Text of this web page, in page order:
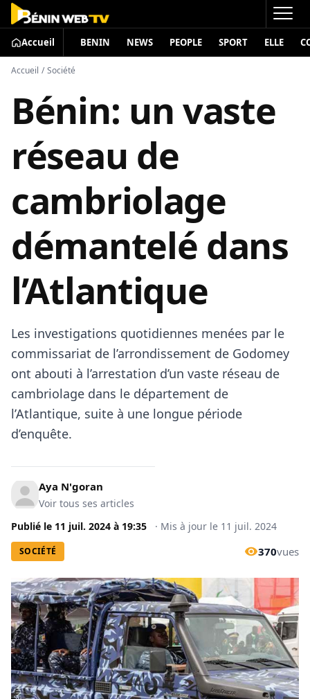
Accueil BENIN NEWS PEOPLE SPORT ELLE
Accueil / Société
Bénin: un vaste
réseau de
cambriolage
démantelé dans
l’Atlantique
Les investigations quotidiennes menées par le
commissariat de l’arrondissement de Godomey
ont abouti à l’arrestation d’un vaste réseau de
cambriolage dans le département de
l’Atlantique, suite à une longue période
d’enquête.
Aya N'goran
Voir tous ses articles
Publié le 11 juil. 2024 à 19:35 · Mis à jour le 11 juil. 2024
SOCIÉTÉ 370vues